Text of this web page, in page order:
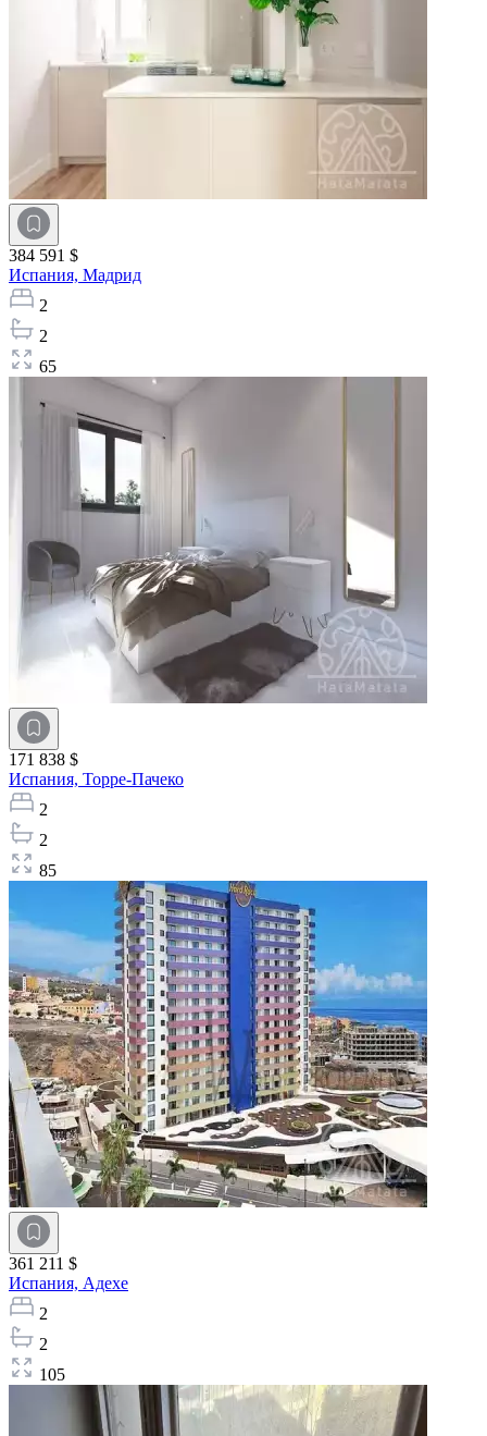
384 591 $
Испания, Мадрид
2
2
65
171 838 $
Испания, Торре-Пачеко
2
2
85
361 211 $
Испания, Адехе
2
2
105